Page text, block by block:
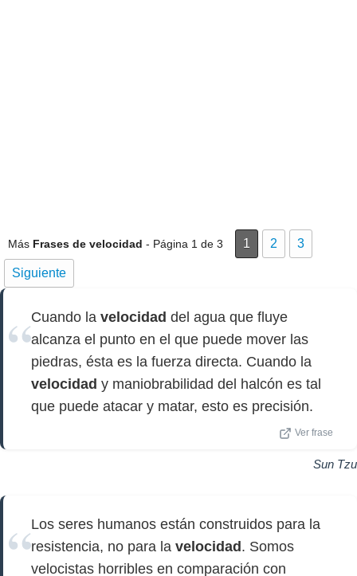
Más Frases de velocidad - Página 1 de 3 1 2 3
Siguiente
Cuando la velocidad del agua que fluye
alcanza el punto en el que puede mover las
piedras, ésta es la fuerza directa. Cuando la
velocidad y maniobrabilidad del halcón es tal
que puede atacar y matar, esto es precisión.
Ver frase
Sun Tzu
Los seres humanos están construidos para la
resistencia, no para la velocidad . Somos
velocistas horribles en comparación con